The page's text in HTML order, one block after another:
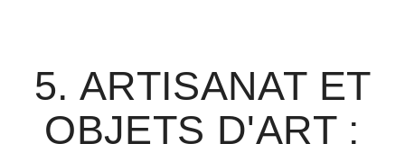
5. ARTISANAT ET
OBJETS D'ART :